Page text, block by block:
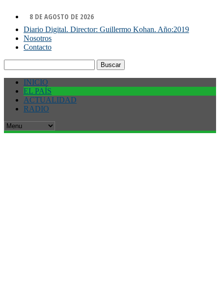
8 DE AGOSTO DE 2026
Diario Digital. Director: Guillermo Kohan. Año:2019
Nosotros
Contacto
INICIO
EL PAÍS
ACTUALIDAD
RADIO